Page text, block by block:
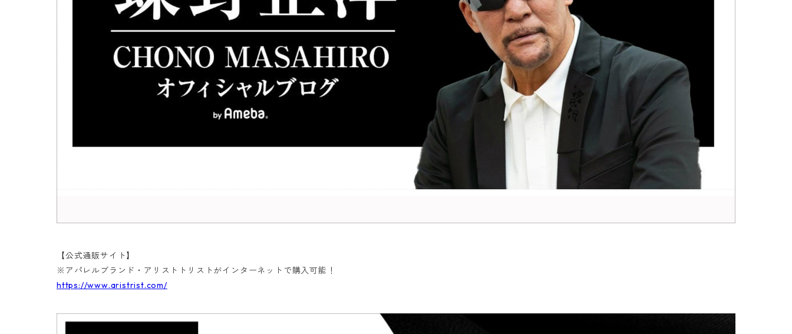
【公式通販サイト】
※アパレルブランド・アリストトリストがインターネットで購入可能！
https://www.aristrist.com/